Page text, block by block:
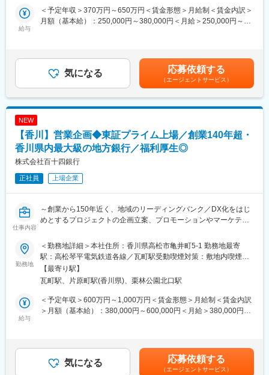
（4）DX人材の育成・採用
（5）お客さま・地域のDX化支援
https://www.114bank.co.jp/company/management_plan/
変更の範囲：当行業務全般 （詳細は、面談・面接時にご確認くだ
来にない体験価値の提供を目指しており、これらの分野で活躍し
ていただける人材を募集します。
掘、および達成に繋がるソリューション提案
（5）要約統計量の確認、データ集計・可視化
（6）モデルの検討
（7）分析結果の報告、他部との連携
長エンジン」と定義し、お客さま・地域への新たな価値・体験の
提供及び生産性の飛躍的向上を実現する
デジタル技術がもたらす影響を好機ととらえ、足元の外部環境・
内部環境を考慮のうえ、下記の方針に沿ってDX戦略を策定する。
◇多様化するお客さまのニーズや職員の働き方の変化、生産性向
上に対応するための業務プロセス・ビジネスモデルの変革
る組織への変革
＜重点分野＞
（5）お客さま・地域のDX化支援
給与
＜予定年収＞370万円～650万円＜賃金形態＞月給制＜賃金内訳＞
月額（基本給）：250,000円～380,000円＜月給＞250,000円～
目安の金額であり、選考を通じて上下する可能性があります。月
給(月額)は固定手当を含めた表記です。
気になる 応募依頼する
（エージェントサービス）
NEW
【香川】営業企画◆東証プライム上場／創業140年超・
香川県内最大級の地方銀行／福利厚生◎
株式会社百十四銀行
正社員 上場企業
仕事内容
～創業から150年近く、地域のリーディングバンク／DX化をはじ
めとするプロジェクトの企画立案、プロモーションやマーケティ
■採用背景：
長期ビジョン2030で掲げる「総合コンサルティング・グループの
進化により、地域のみんなとウェルビーイングな社会を創造す
る」の実現に向け、既存事業にとらわれないキャリア採用を積極
的に展開中です。
営業戦略部は、法人・個人のお客さまに向けた商品・サービスの
の成長を目指していきたいと考えています。
勤務地
＜勤務地詳細＞本社住所：香川県高松市亀井町5-1 勤務地最寄
駅：高松琴平電気鉄道各線／瓦町駅受動喫煙対策：敷地内喫煙可
能場所あり変更の範囲：会社の定める事業所
【最寄り駅】
瓦町駅、片原町駅(香川県)、栗林公園北口駅
給与
＜予定年収＞600万円～1,000万円＜賃金形態＞月給制＜賃金内訳
＞月額（基本給）：380,000円～600,000円＜月給＞380,000円～
目安の金額であり、選考を通じて上下する可能性があります。月
給(月額)は固定手当を含めた表記です。
気になる 応募依頼する
（エージェントサービス）